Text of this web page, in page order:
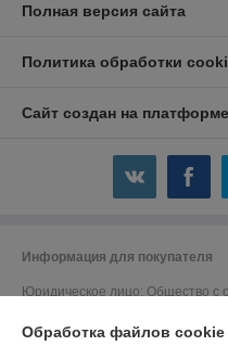
Полная версия сайта
Политика обработки
Сайт создан на
Информация для покупателя
Юридическое лицо: Общество с
Обработка файлов cookie